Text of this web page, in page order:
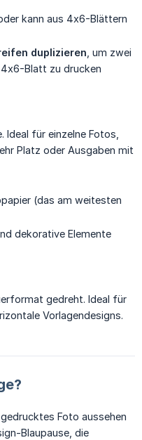
kann aus 4x6-Blättern
duplizieren , um zwei
Blatt zu drucken
für einzelne Fotos,
Platz oder Ausgaben mit
(das am weitesten
dekorative Elemente
gedreht. Ideal für
Vorlagendesigns.
Foto aussehen
Blaupause, die